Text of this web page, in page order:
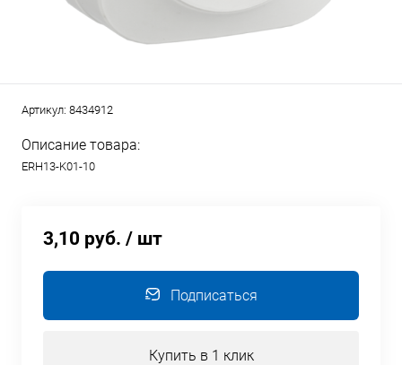
Артикул: 8434912
Описание товара:
ERH13-K01-10
3,10 руб. / шт
Подписаться
Купить в 1 клик